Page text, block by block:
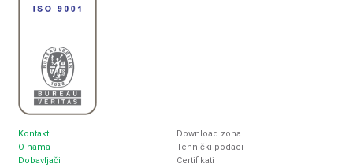
Kontakt
O nama
Dobavljači
Download zona
Tehnički podaci
Certifikati